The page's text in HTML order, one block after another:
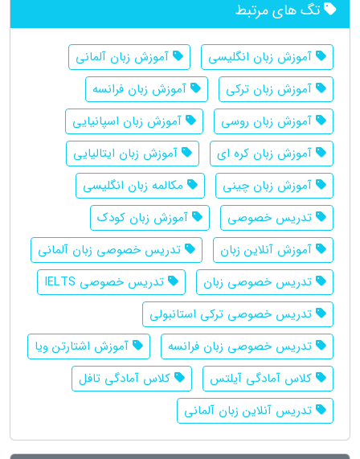
تگ های مرتبط
آموزش زبان انگلیسی
آموزش زبان آلمانی
آموزش زبان ترکی
آموزش زبان فرانسه
آموزش زبان روسی
آموزش زبان اسپانیایی
آموزش زبان کره ای
آموزش زبان ایتالیایی
آموزش زبان چینی
مکالمه زبان انگلیسی
تدریس خصوصی
آموزش زبان کودک
آموزش آنلاین زبان
تدریس خصوصی زبان آلمانی
تدریس خصوصی زبان
تدریس خصوصی IELTS
تدریس خصوصی ترکی استانبولی
تدریس خصوصی زبان فرانسه
آموزش اشتارتن ویا
کلاس آمادگی آیلتس
کلاس آمادگی تافل
تدریس آنلاین زبان آلمانی